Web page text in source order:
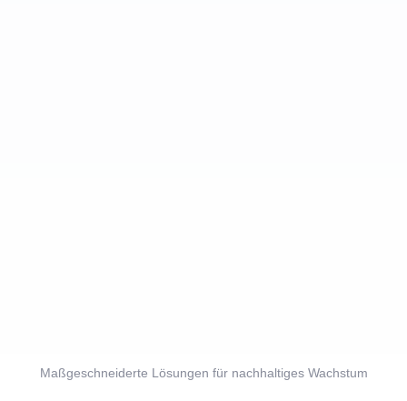
Maßgeschneiderte Lösungen für nachhaltiges Wachstum